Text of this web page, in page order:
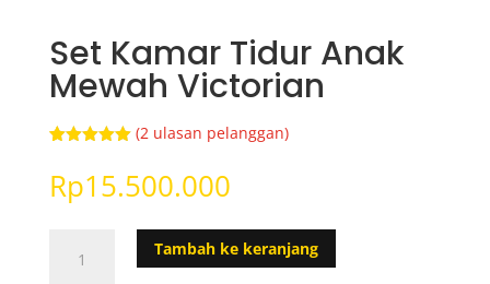
Set Kamar Tidur Anak
Mewah Victorian
berdasarka
penilaian
(2 ulasan pelanggan)
Rp15.500.000
Tambah ke keranjang